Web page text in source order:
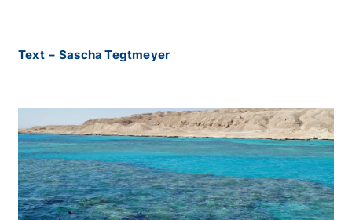
Text – Sascha Tegtmeyer